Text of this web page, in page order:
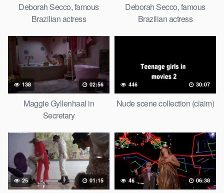
Deborah Secco, famous
Brazilian actress
Deborah Secco, famous
Brazilian actress
138 02:56
Maggie Gyllenhaal in
Secretary
446 30:07
Nude scene collection (claim)
25 01:15 46 06:38